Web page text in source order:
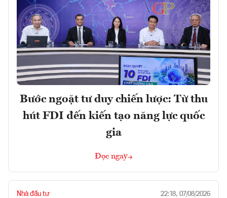
Bước ngoặt tư duy chiến lược: Từ thu
hút FDI đến kiến tạo năng lực quốc
gia
Đọc ngay
Nhà đầu tư 22:18, 07/08/2026